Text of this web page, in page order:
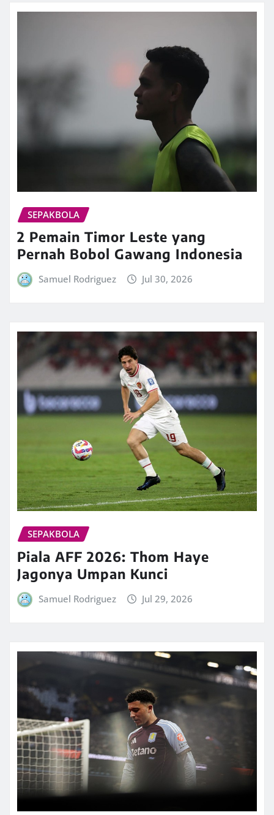
SEPAKBOLA
2 Pemain Timor Leste yang
Pernah Bobol Gawang Indonesia
Samuel Rodriguez Jul 30, 2026
SEPAKBOLA
Piala AFF 2026: Thom Haye
Jagonya Umpan Kunci
Samuel Rodriguez Jul 29, 2026